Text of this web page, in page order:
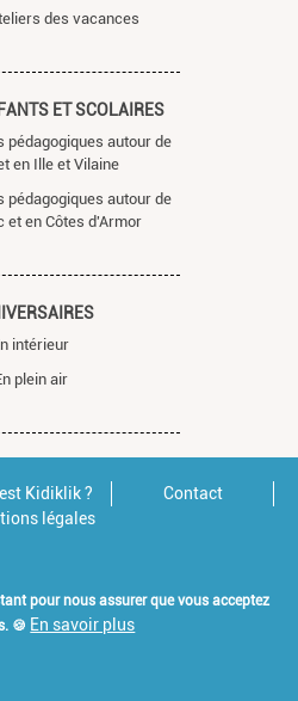
des vacances
ET SCOLAIRES
autour de
en Ille et Vilaine
autour de
et en Côtes d'Armor
intérieur
plein air
Kidiklik ?
Contact
légales
pour nous assurer que vous acceptez
🍪 En savoir plus